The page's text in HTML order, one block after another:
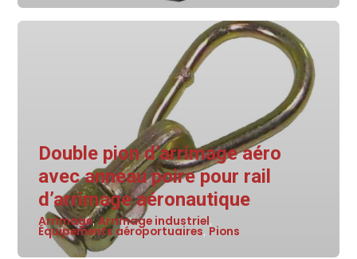
Double pion d’arrimage aéro
avec anneau poire pour rail
d’arrimage aéronautique
Arrimage,Arrimage industriel,
Équipements aéroportuaires, Pions